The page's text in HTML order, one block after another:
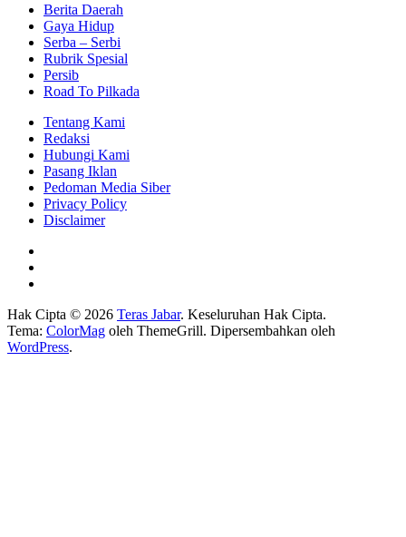
Berita Daerah
Gaya Hidup
Serba – Serbi
Rubrik Spesial
Persib
Road To Pilkada
Tentang Kami
Redaksi
Hubungi Kami
Pasang Iklan
Pedoman Media Siber
Privacy Policy
Disclaimer
Hak Cipta © 2026 Teras Jabar. Keseluruhan Hak Cipta.
Tema: ColorMag oleh ThemeGrill. Dipersembahkan oleh
WordPress.